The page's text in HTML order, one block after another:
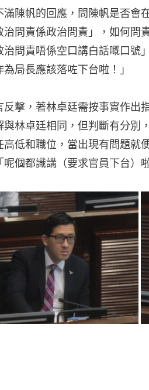
滿陳帆的回應，問陳帆是否會
治問責係政治問責」，如何問
治問責唔係空口講白話嘅口號
為局長應該落咗下台啦！」
反擊，著林卓廷需按事實作出
與林卓廷相同，但判斷有分別
高低和職位，當出現有問題就
呢個都識講（要求官員下台）啦